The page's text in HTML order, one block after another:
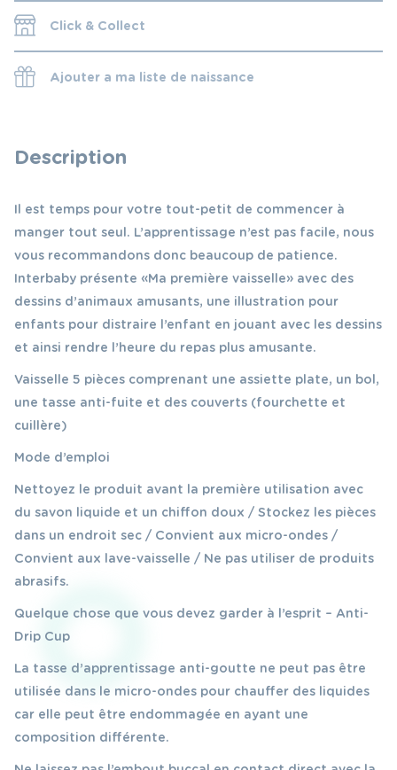
Click & Collect
Ajouter a ma liste de naissance
Description
Il est temps pour votre tout-petit de commencer à
manger tout seul. L’apprentissage n’est pas facile, nous
vous recommandons donc beaucoup de patience.
Interbaby présente « Ma première vaisselle » avec des
dessins d’animaux amusants, une illustration pour
enfants pour distraire l’enfant en jouant avec les dessins
et ainsi rendre l’heure du repas plus amusante.
Vaisselle 5 pièces comprenant une assiette plate, un bol,
une tasse anti-fuite et des couverts (fourchette et
cuillère)
Mode d’emploi
Nettoyez le produit avant la première utilisation avec
du savon liquide et un chiffon doux / Stockez les pièces
dans un endroit sec / Convient aux micro-ondes /
Convient aux lave-vaisselle / Ne pas utiliser de produits
abrasifs.
Quelque chose que vous devez garder à l’esprit – Anti-
Drip Cup
La tasse d’apprentissage anti-goutte ne peut pas être
utilisée dans le micro-ondes pour chauffer des liquides
car elle peut être endommagée en ayant une
composition différente.